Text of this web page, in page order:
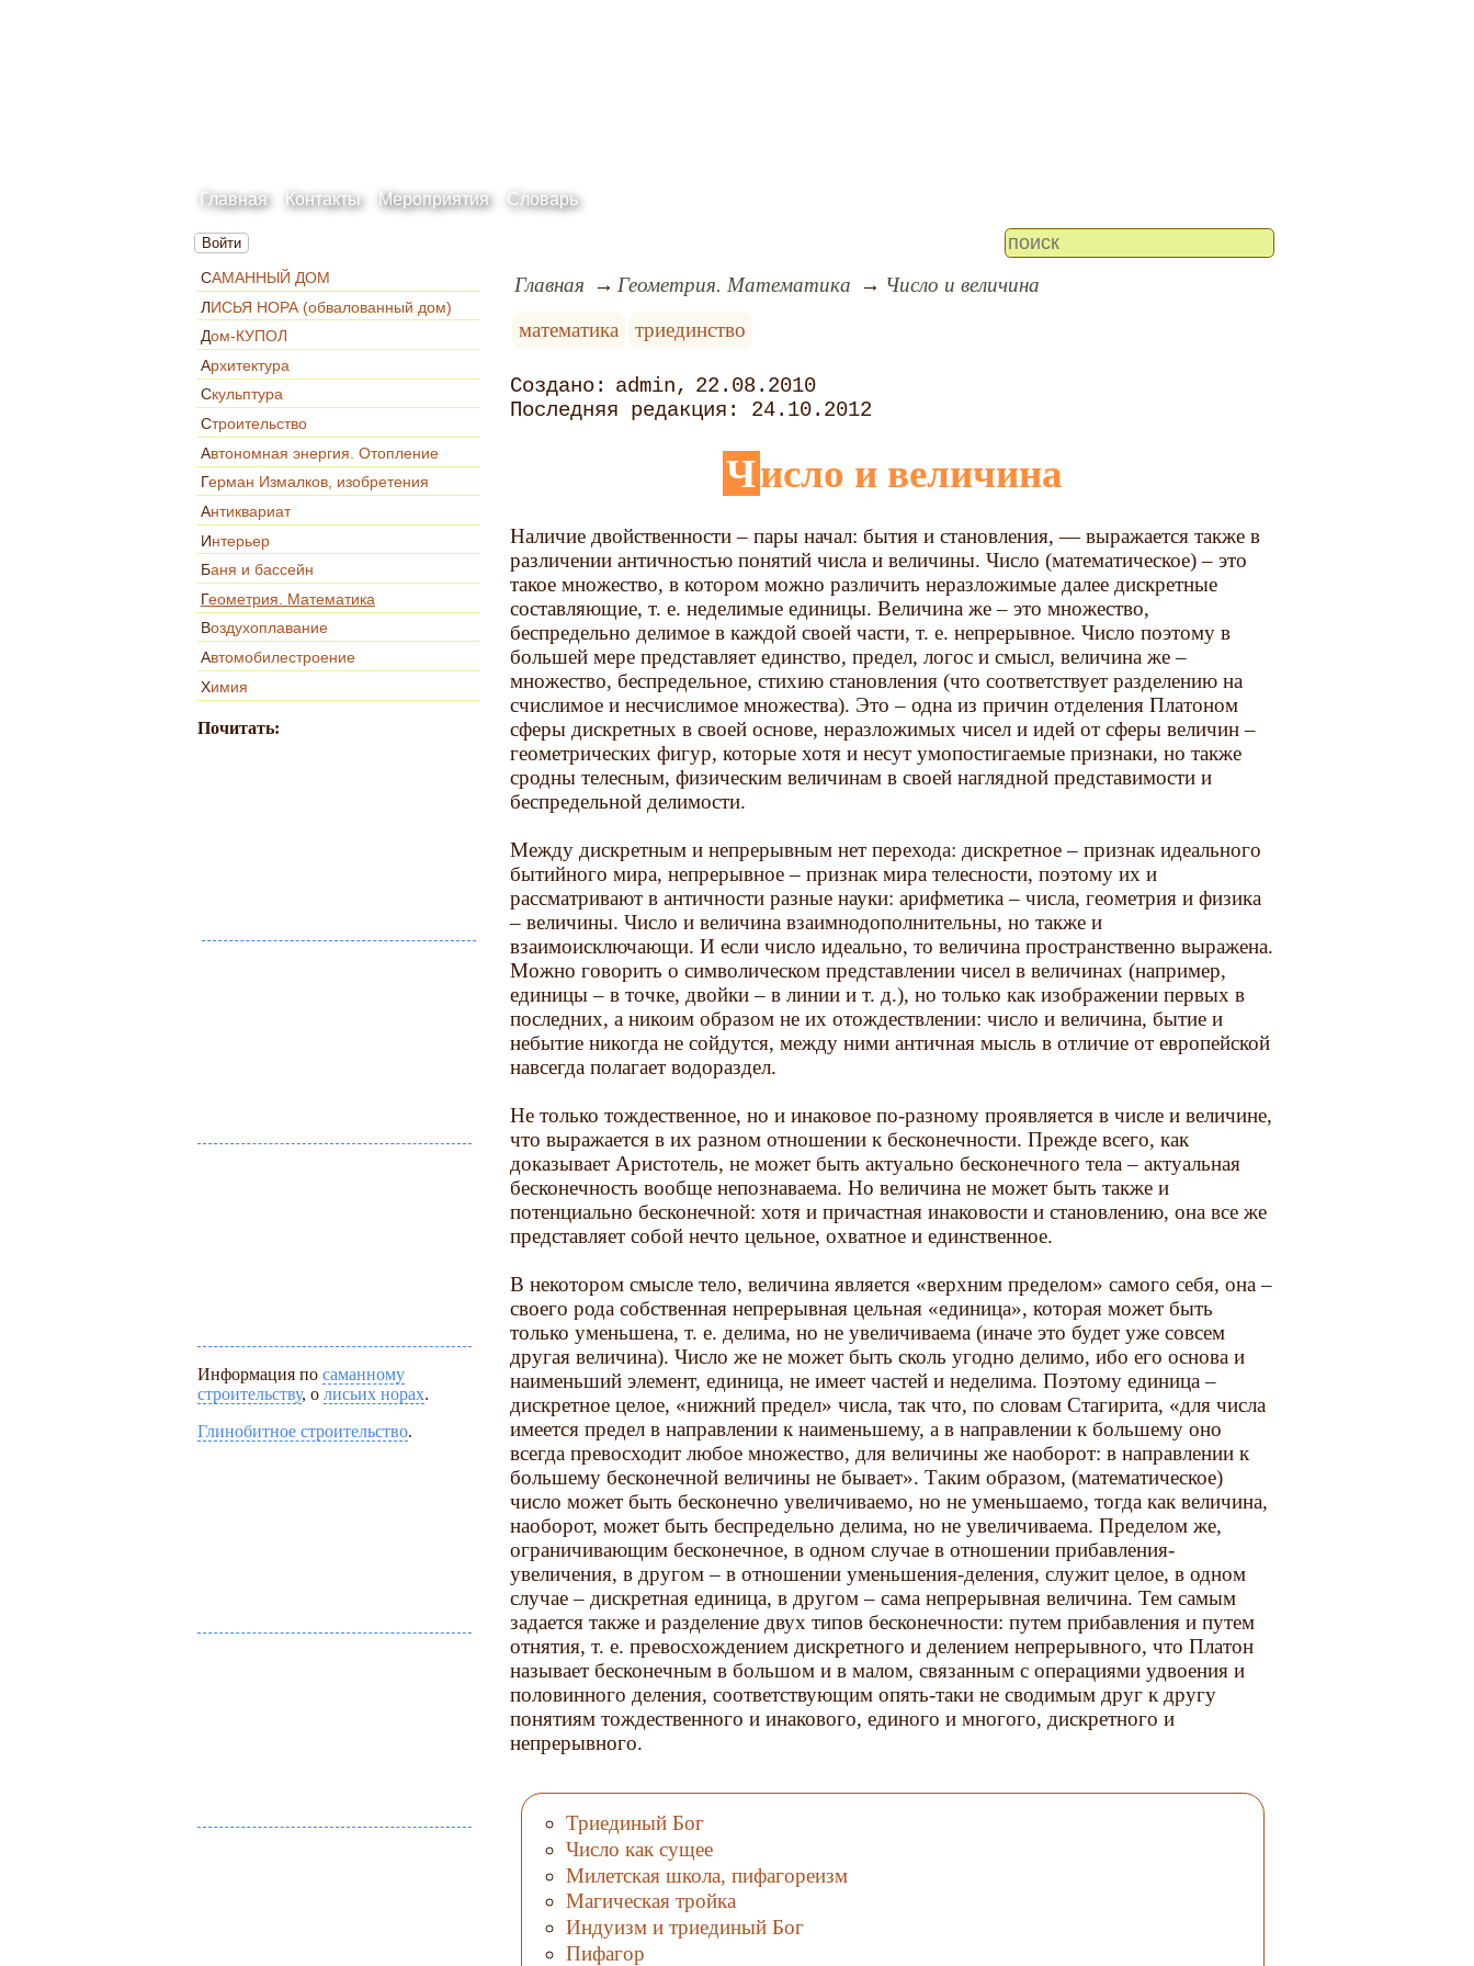
Главная Контакты Мероприятия Словарь
Войти
САМАННЫЙ ДОМ
ЛИСЬЯ НОРА (обвалованный дом)
Дом-КУПОЛ
Архитектура
Скульптура
Строительство
Автономная энергия. Отопление
Герман Измалков, изобретения
Антиквариат
Интерьер
Баня и бассейн
Геометрия. Математика
Воздухоплавание
Автомобилестроение
Химия
Почитать:
Информация по саманному
строительству, о лисьих норах.
Глинобитное строительство.
Главная Геометрия. Математика
Число и величина
математика
триединство
admin
22.08.2010
24.10.2012
Число и величина
Наличие двойственности – пары начал: бытия и становления, — выражается также в
различении античностью понятий числа и величины. Число (математическое) – это
такое множество, в котором можно различить неразложимые далее дискретные
составляющие, т. е. неделимые единицы. Величина же – это множество,
беспредельно делимое в каждой своей части, т. е. непрерывное. Число поэтому в
большей мере представляет единство, предел, логос и смысл, величина же –
множество, беспредельное, стихию становления (что соответствует разделению на
счислимое и несчислимое множества). Это – одна из причин отделения Платоном
сферы дискретных в своей основе, неразложимых чисел и идей от сферы величин –
геометрических фигур, которые хотя и несут умопостигаемые признаки, но также
сродны телесным, физическим величинам в своей наглядной представимости и
беспредельной делимости.
Между дискретным и непрерывным нет перехода: дискретное – признак идеального
бытийного мира, непрерывное – признак мира телесности, поэтому их и
рассматривают в античности разные науки: арифметика – числа, геометрия и физика
– величины. Число и величина взаимнодополнительны, но также и
взаимоисключающи. И если число идеально, то величина пространственно выражена.
Можно говорить о символическом представлении чисел в величинах (например,
единицы – в точке, двойки – в линии и т. д.), но только как изображении первых в
последних, а никоим образом не их отождествлении: число и величина, бытие и
небытие никогда не сойдутся, между ними античная мысль в отличие от европейской
навсегда полагает водораздел.
Не только тождественное, но и инаковое по-разному проявляется в числе и величине,
что выражается в их разном отношении к бесконечности. Прежде всего, как
доказывает Аристотель, не может быть актуально бесконечного тела – актуальная
бесконечность вообще непознаваема. Но величина не может быть также и
потенциально бесконечной: хотя и причастная инаковости и становлению, она все же
представляет собой нечто цельное, охватное и единственное.
В некотором смысле тело, величина является «верхним пределом» самого себя, она –
своего рода собственная непрерывная цельная «единица», которая может быть
только уменьшена, т. е. делима, но не увеличиваема (иначе это будет уже совсем
другая величина). Число же не может быть сколь угодно делимо, ибо его основа и
наименьший элемент, единица, не имеет частей и неделима. Поэтому единица –
дискретное целое, «нижний предел» числа, так что, по словам Стагирита, «для числа
имеется предел в направлении к наименьшему, а в направлении к большему оно
всегда превосходит любое множество, для величины же наоборот: в направлении к
большему бесконечной величины не бывает». Таким образом, (математическое)
число может быть бесконечно увеличиваемо, но не уменьшаемо, тогда как величина,
наоборот, может быть беспредельно делима, но не увеличиваема. Пределом же,
ограничивающим бесконечное, в одном случае в отношении прибавления-
увеличения, в другом – в отношении уменьшения-деления, служит целое, в одном
случае – дискретная единица, в другом – сама непрерывная величина. Тем самым
задается также и разделение двух типов бесконечности: путем прибавления и путем
отнятия, т. е. превосхождением дискретного и делением непрерывного, что Платон
называет бесконечным в большом и в малом, связанным с операциями удвоения и
половинного деления, соответствующим опять-таки не сводимым друг к другу
понятиям тождественного и инакового, единого и многого, дискретного и
непрерывного.
Триединый Бог
Число как сущее
Милетская школа, пифагореизм
Магическая тройка
Индуизм и триединый Бог
Пифагор